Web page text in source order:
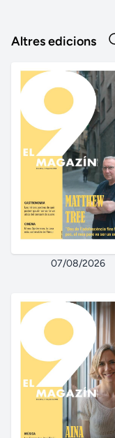
Altres edicions
07/08/2026